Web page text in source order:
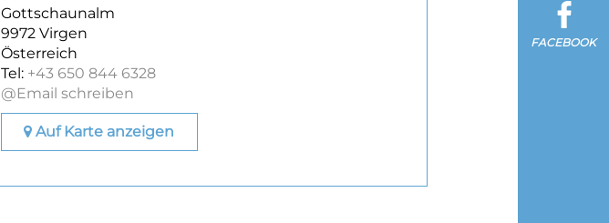
FACEBOOK
Gottschaunalm
9972 Virgen
Österreich
Tel: +43 650 844 6328
@Email schreiben
Auf Karte anzeigen